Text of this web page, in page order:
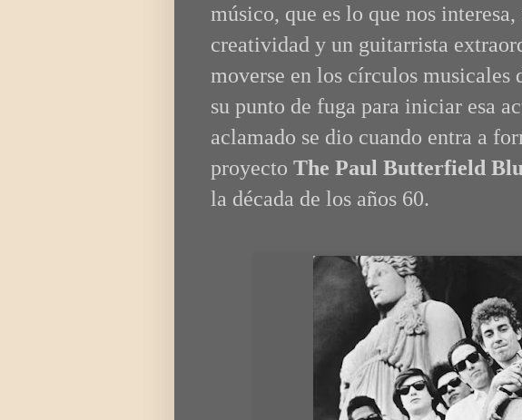
músico, que es lo que nos
creatividad y un guitarrista
moverse en los círculos musicales
su punto de fuga para iniciar esa
aclamado se dio cuando entra a
proyecto The Paul Butterfield
la década de los años 60.